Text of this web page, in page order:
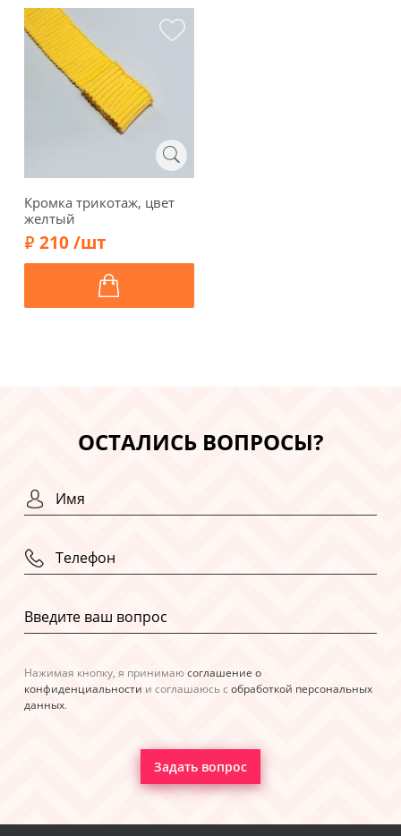
Кромка трикотаж, цвет
желтый
210 /шт
ОСТАЛИСЬ ВОПРОСЫ?
Нажимая кнопку, я принимаюсоглашение о
конфиденциальности и соглашаюсь с обработкой персональных
данных.
Задать вопрос